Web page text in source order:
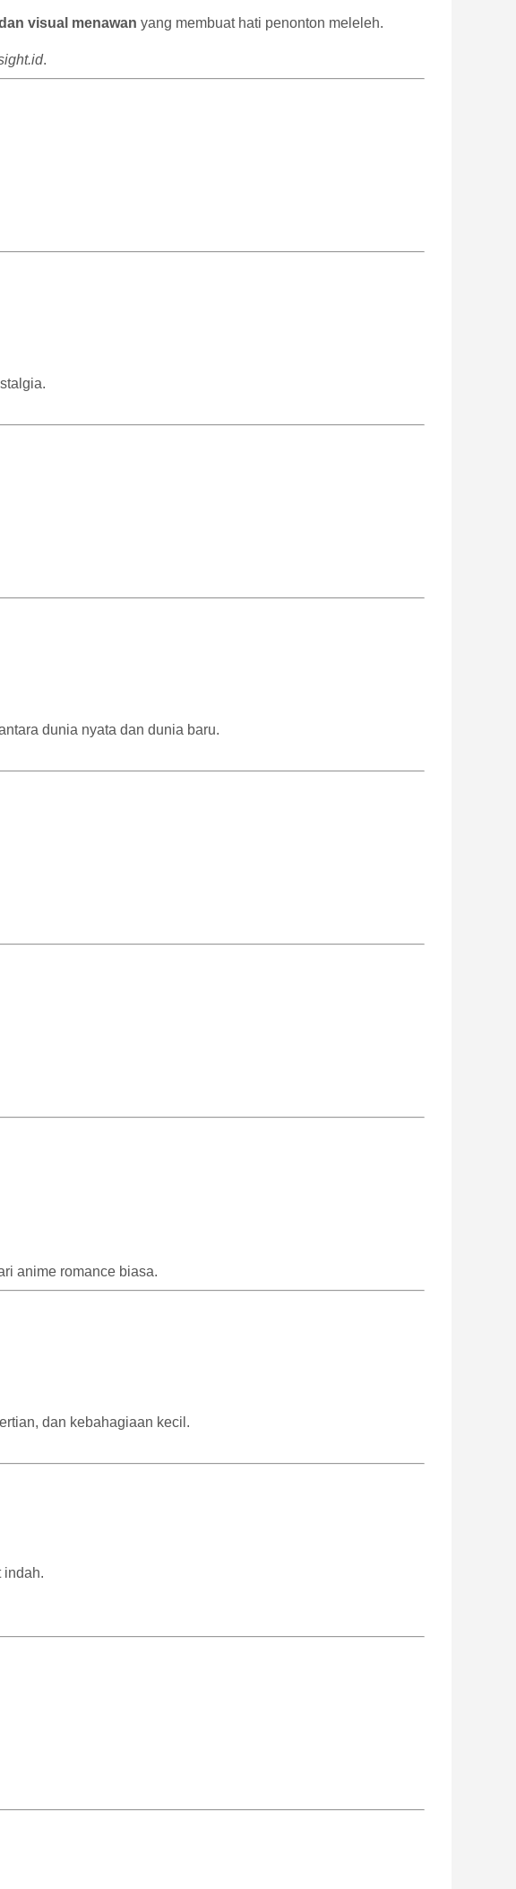
visual menawan yang membuat hati penonton meleleh.
.
dunia nyata dan dunia baru.
anime romance biasa.
dan kebahagiaan kecil.
indah.